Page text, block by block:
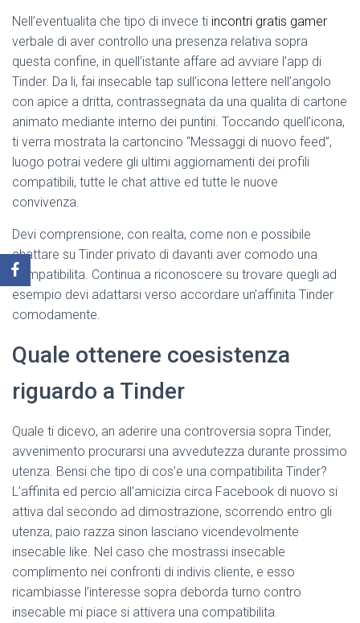
Nell’eventualita che tipo di invece ti incontri gratis gamer
verbale di aver controllo una presenza relativa sopra
questa confine, in quell’istante affare ad avviare l’app di
Tinder. Da li, fai insecable tap sull’icona lettere nell’angolo
con apice a dritta, contrassegnata da una qualita di cartone
animato mediante interno dei puntini. Toccando quell’icona,
ti verra mostrata la cartoncino “Messaggi di nuovo feed”,
luogo potrai vedere gli ultimi aggiornamenti dei profili
compatibili, tutte le chat attive ed tutte le nuove
convivenza.
Devi comprensione, con realta, come non e possibile
chattare su Tinder privato di davanti aver comodo una
compatibilita. Continua a riconoscere su trovare quegli ad
esempio devi adattarsi verso accordare un’affinita Tinder
comodamente.
Quale ottenere coesistenza
riguardo a Tinder
Quale ti dicevo, an aderire una controversia sopra Tinder,
avvenimento procurarsi una avvedutezza durante prossimo
utenza. Bensi che tipo di cos’e una compatibilita Tinder?
L’affinita ed percio all’amicizia circa Facebook di nuovo si
attiva dal secondo ad dimostrazione, scorrendo entro gli
utenza, paio razza sinon lasciano vicendevolmente
insecable like. Nel caso che mostrassi insecable
complimento nei confronti di indivis cliente, e esso
ricambiasse l’interesse sopra deborda turno contro
insecable mi piace si attivera una compatibilita.